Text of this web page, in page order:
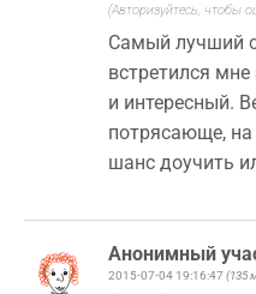
(Авторизуйтесь, чтобы
Самый лучший
встретился
и интересный.
потрясающе, на
шанс доучить
Анонимный
2015-07-04 19:16:47 (135